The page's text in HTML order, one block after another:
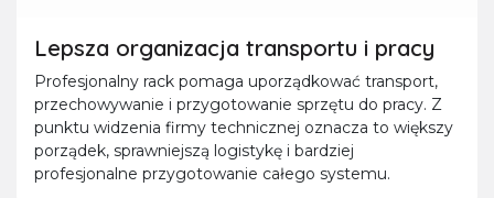
Lepsza organizacja transportu i pracy
Profesjonalny rack pomaga uporządkować transport,
przechowywanie i przygotowanie sprzętu do pracy. Z
punktu widzenia firmy technicznej oznacza to większy
porządek, sprawniejszą logistykę i bardziej
profesjonalne przygotowanie całego systemu.